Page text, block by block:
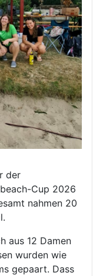
der
Cup 2026
nahmen 20
aus 12 Damen
wurden wie
gepaart. Dass